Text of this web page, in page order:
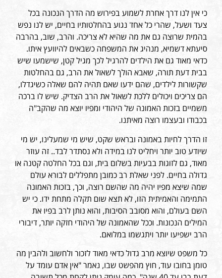
כי אין לנו דרך אחרת לשמוע בפירוש מה הדרך הנכונה בכל
צעד ושעל, שהרי כל אחד נגוע בהחלטותיו בחיים, יש לנו נפש
בהמית שרוצה גם את מה שהיא לא צריכה. והרב, שוב, בהרבה
סיעתא דשמיא, מנהיג את המשפחה כשבאים להיוועץ איתו.
כדאי מאוד גם את הילדים להרגיל לכך מגיל קטן, שישמעו שיש
בבית דעת תורה, שאבא הולך לשאול את הרב, גם בהחלטות
שקשורות לילדים, שהם ידעו שאם תהיה להם שאלה כשיגדלו,
הם צריכים ויכולים ללכת לשאול את הרב הצדיק. שיש לו ברכה
משמיים בזכות האמונה של היהודי ומפיו יוצא מה שהקב"ה
בכבודו ובעצמו רוצה מאיתנו.
זו הדרך לחיות באמונה ובראש שקט, שיש מי שמעלינו, יש מי
שיודע טוב יותר ויחליט לנו במידה ולא נסתדר לבד.. זה עוזר
מאוד, גם לזוגות בבעיות בשלום בית, וגם בכל החלטה קטנה או
גדולה בחיים. לפני שאלת רב כמובן מתפללים לבורא עולם
שמה שיצא מפיו יהיה מה שהשם רוצה, וכך, בזכות האמונה
התמימה והאמיתית הזו, לא תצא שום תקלה מתחת ידו. כי יש
השם בעולם, והוא מסובב הסיבות, והוא נותן לרב בפיו את
המילים הנכונות. וככל שהאמונה של היהודי חזקה יותר, דיבורי
הרב ישפיעו יותר ויתגשמו במלואם.
כל משפט שיוצא מרב גדול כדאי מאוד לזכור ולחשוב ולהבין מה
טומן בחובו עוד, חוץ מהפשט שבו, נאמר "אין אדם עומד על